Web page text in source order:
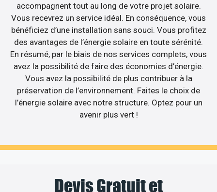
accompagnent tout au long de votre projet solaire.
Vous recevrez un service idéal. En conséquence, vous
bénéficiez d’une installation sans souci. Vous profitez
des avantages de l’énergie solaire en toute sérénité.
En résumé, par le biais de nos services complets, vous
avez la possibilité de faire des économies d’énergie.
Vous avez la possibilité de plus contribuer à la
préservation de l’environnement. Faites le choix de
l’énergie solaire avec notre structure. Optez pour un
avenir plus vert !
Devis Gratuit et